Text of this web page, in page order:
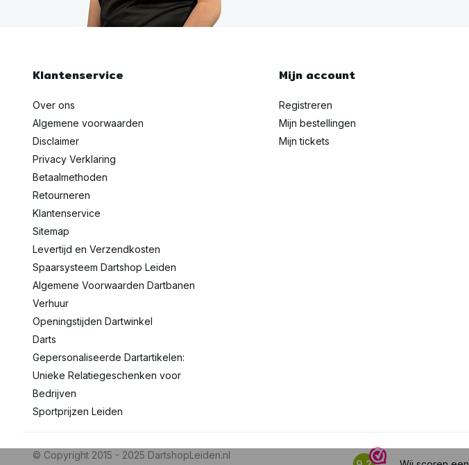
Klantenservice
Over ons
Algemene voorwaarden
Disclaimer
Privacy Verklaring
Betaalmethoden
Retourneren
Klantenservice
Sitemap
Levertijd en Verzendkosten
Spaarsysteem Dartshop Leiden
Algemene Voorwaarden Dartbanen
Verhuur
Openingstijden Dartwinkel
Darts
Gepersonaliseerde Dartartikelen:
Unieke Relatiegeschenken voor
Bedrijven
Sportprijzen Leiden
Mijn account
Registreren
Mijn bestellingen
Mijn tickets